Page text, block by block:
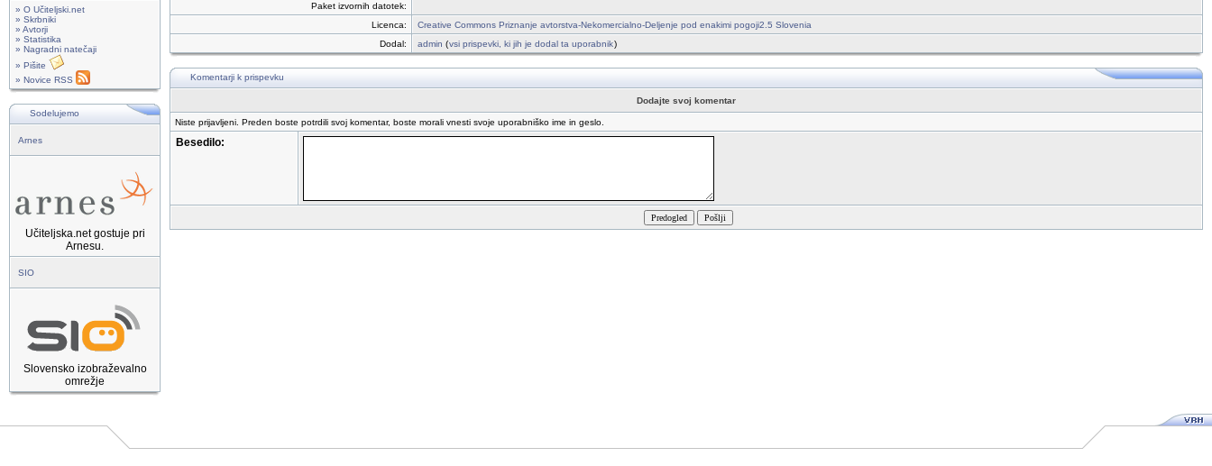
» O Učiteljski.net
» Skrbniki
» Avtorji
» Statistika
» Nagradni natečaji
» Pišite
» Novice RSS
Sodelujemo
Arnes
Učiteljska.net gostuje pri
Arnesu.
SIO
Slovensko izobraževalno
omrežje
Paket izvornih datotek:
Licenca:
Creative Commons Priznanje avtorstva-Nekomercialno-Deljenje pod enakimi pogoji2.5 Slovenia
Dodal:
admin (vsi prispevki, ki jih je dodal ta uporabnik)
Komentarji k prispevku
Dodajte svoj komentar
Niste prijavljeni. Preden boste potrdili svoj komentar, boste morali vnesti svoje uporabniško ime in geslo.
Besedilo: